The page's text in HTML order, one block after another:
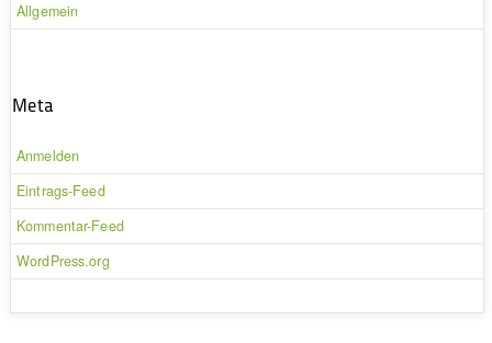
Allgemein
Meta
Anmelden
Eintrags-Feed
Kommentar-Feed
WordPress.org